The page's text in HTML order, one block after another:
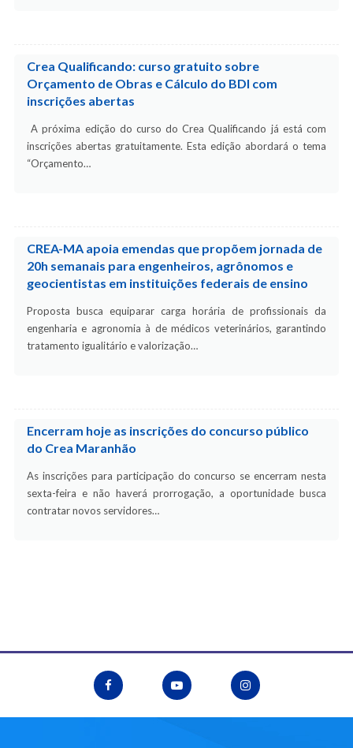
Crea Qualificando: curso gratuito sobre
Orçamento de Obras e Cálculo do BDI com
inscrições abertas
A próxima edição do curso do Crea Qualificando já está com
inscrições abertas gratuitamente. Esta edição abordará o tema
“Orçamento…
CREA-MA apoia emendas que propõem jornada de
20h semanais para engenheiros, agrônomos e
geocientistas em instituições federais de ensino
Proposta busca equiparar carga horária de profissionais da
engenharia e agronomia à de médicos veterinários, garantindo
tratamento igualitário e valorização…
Encerram hoje as inscrições do concurso público
do Crea Maranhão
As inscrições para participação do concurso se encerram nesta
sexta-feira e não haverá prorrogação, a oportunidade busca
contratar novos servidores…